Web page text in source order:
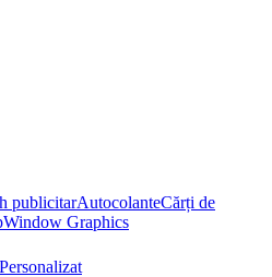
publicitarAutocolanteCărți de
Window Graphics